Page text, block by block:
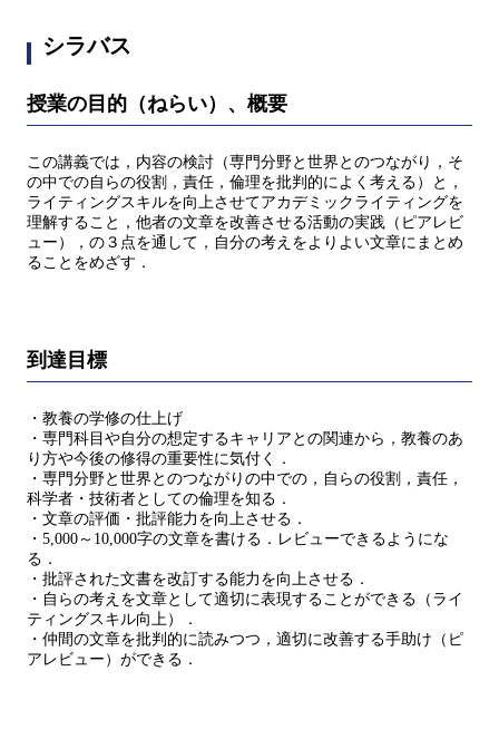
シラバス
授業の目的（ねらい）、概要
この講義では，内容の検討（専門分野と世界とのつながり，そ
の中での自らの役割，責任，倫理を批判的によく考える）と，
ライティングスキルを向上させてアカデミックライティングを
理解すること，他者の文章を改善させる活動の実践（ピアレビ
ュー），の３点を通して，自分の考えをよりよい文章にまとめ
ることをめざす．
到達目標
・教養の学修の仕上げ
・専門科目や自分の想定するキャリアとの関連から，教養のあ
り方や今後の修得の重要性に気付く．
・専門分野と世界とのつながりの中での，自らの役割，責任，
科学者・技術者としての倫理を知る．
・文章の評価・批評能力を向上させる．
・5,000～10,000字の文章を書ける．レビューできるようにな
る．
・批評された文書を改訂する能力を向上させる．
・自らの考えを文章として適切に表現することができる（ライ
ティングスキル向上）．
・仲間の文章を批判的に読みつつ，適切に改善する手助け（ピ
アレビュー）ができる．